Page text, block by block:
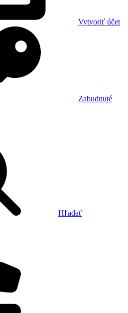
Vytvoriť účet
Zabudnuté
Hľadať